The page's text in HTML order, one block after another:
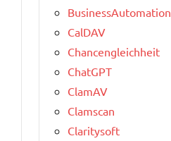
BusinessAutomation
CalDAV
Chancengleichheit
ChatGPT
ClamAV
Clamscan
Claritysoft